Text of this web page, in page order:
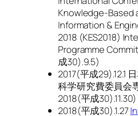
Knowledge-Based
Information &
2018 (KES2018)
Programme
成30).9.5)
2017(平成29).12.1
科学研究費委員会
2018(平成30).11.30)
2018(平成30).1.27